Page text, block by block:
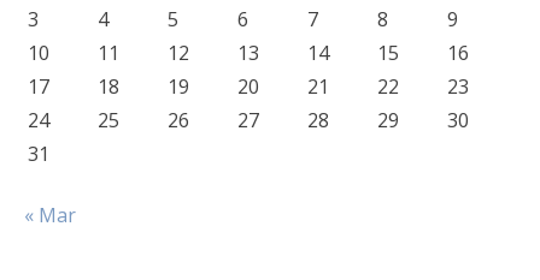
3
4 5 6 7 8
9
10
11 12 13 14 15
16
17
18 19 20 21 22
23
24
25 26 27 28 29
30
31
« Mar